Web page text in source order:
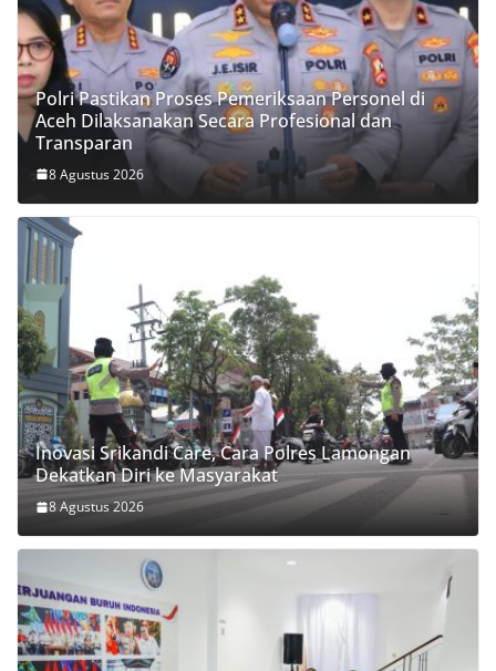
Polri Pastikan Proses Pemeriksaan Personel di
Aceh Dilaksanakan Secara Profesional dan
Transparan
8 Agustus 2026
Inovasi Srikandi Care, Cara Polres Lamongan
Dekatkan Diri ke Masyarakat
8 Agustus 2026